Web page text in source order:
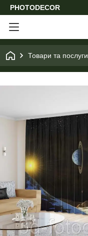
PHOTODECOR
Товари та послуги